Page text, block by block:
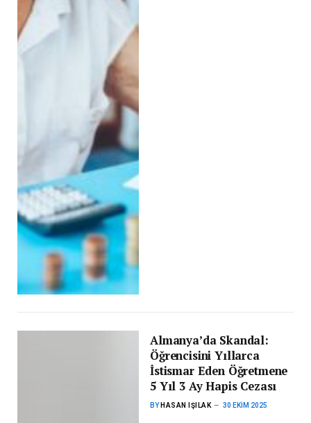
Almanya’da Skandal:
Öğrencisini Yıllarca
İstismar Eden Öğretmene
5 Yıl 3 Ay Hapis Cezası
BY HASAN IŞILAK 30 EKIM 2025